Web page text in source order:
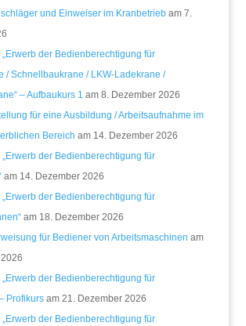
und Einweiser im Kranbetriebam 7.
der Bedienberechtigung für
/ Schnellbaukrane / LKW-Ladekrane /
– Aufbaukurs 1 am 8. Dezember 2026
für eine Ausbildung / Arbeitsaufnahme im
Bereich am 14. Dezember 2026
der Bedienberechtigung für
am 14. Dezember 2026
der Bedienberechtigung für
am 18. Dezember 2026
für Bediener von Arbeitsmaschinen am
der Bedienberechtigung für
Profikursam 21. Dezember 2026
der Bedienberechtigung für